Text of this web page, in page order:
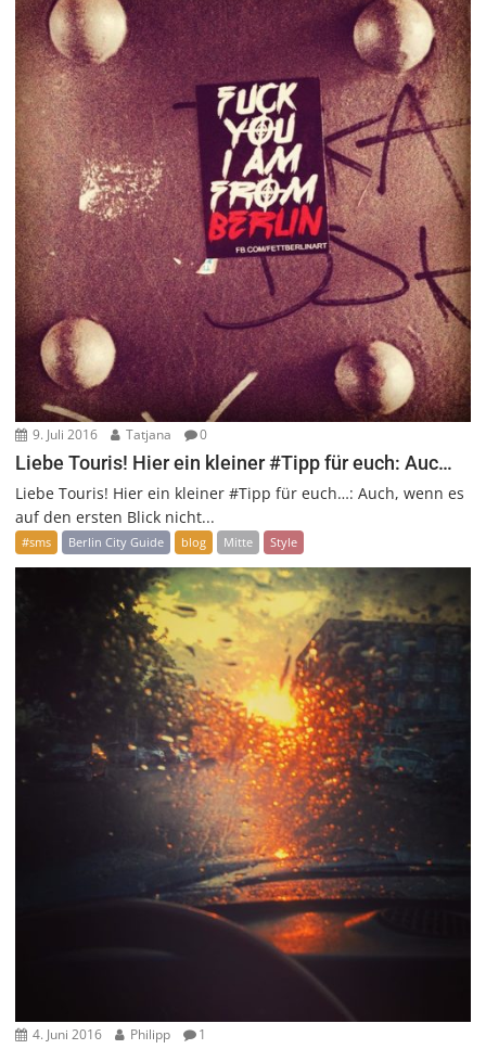
9. Juli 2016 Tatjana 0
Liebe Touris! Hier ein kleiner #Tipp für euch: Auc…
Liebe Touris! Hier ein kleiner #Tipp für euch…: Auch, wenn es
auf den ersten Blick nicht...
#sms Berlin City Guide blog Mitte Style
4. Juni 2016 Philipp 1